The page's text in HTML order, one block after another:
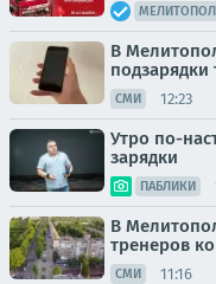
В
СМИ 12:23
Утро по-
зарядки
ПАБЛИКИ
В
тренеров
СМИ 11:16